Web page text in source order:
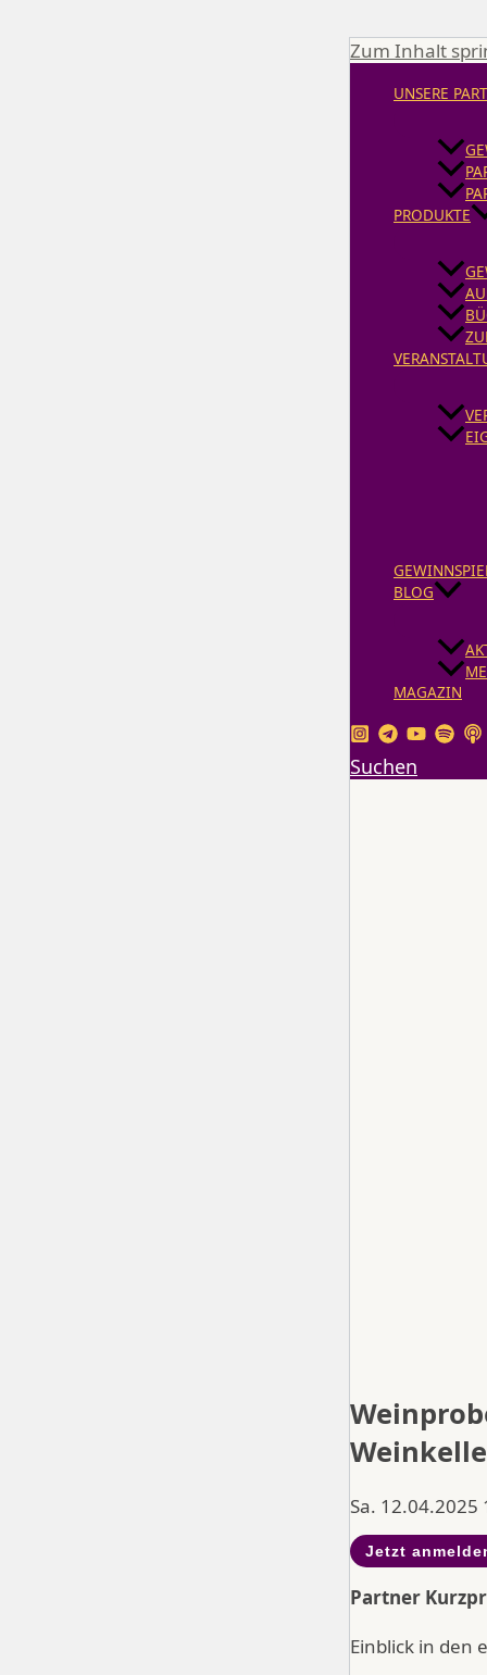
Zum Inhalt
UNSERE
PRODUKTE
BLOG
MAGAZIN
Suchen
Sa. 12.04.2025
Jetzt
Partner
Einblick in den